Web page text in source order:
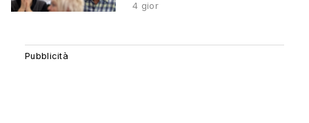
4 gior